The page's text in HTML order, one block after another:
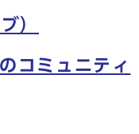
）
コミュニティ